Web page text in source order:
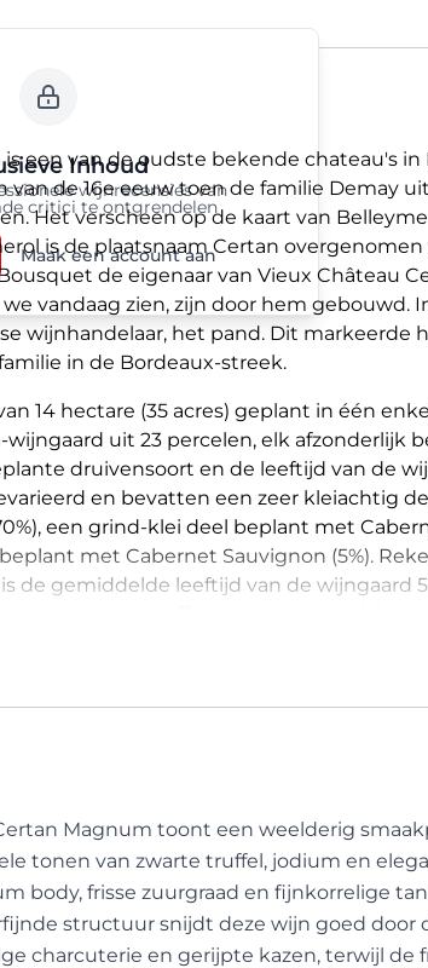
Inhoud
wijnrecensies van
critici te ontgrendelen
Maak een account aan
een van de oudste bekende chateau's in
de 16e eeuw toen de familie Demay
Het verscheen op de kaart van
is de plaatsnaam Certan
de eigenaar van Vieux Château
vandaag zien, zijn door hem gebouwd.
wijnhandelaar, het pand. Dit markeerde
in de Bordeaux-streek.
14 hectare (35 acres) geplant in één
wijngaard uit 23 percelen, elk afzonderlijk
druivensoort en de leeftijd van de
en bevatten een zeer kleiachtig
een grind-klei deel beplant met
met Cabernet Sauvignon (5%).
de gemiddelde leeftijd van de wijngaard
dat de verschillende druivensoorten
de techniciteit en precisie van vandaag.
eikenhouten vaten op 28°C
garanderen. Dit proces duurt wat langer
combineert savoir-faire met uitzonderlijke
afkomstig van de oudste
meest uitstekende percelen die op het
Magnum toont een weelderig
tonen van zwarte truffel, jodium en
body, frisse zuurgraad en fijnkorrelige
structuur snijdt deze wijn goed door
charcuterie en gerijpte kazen, terwijl de